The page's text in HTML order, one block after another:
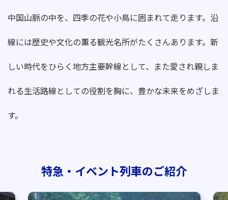
中国山脈の中を、四季の花や小鳥に囲まれて走ります。沿
線には歴史や文化の薫る観光名所がたくさんあります。新
しい時代をひらく地方主要幹線として、また愛され親しま
れる生活路線としての役割を胸に、豊かな未来をめざしま
す。
特急・イベント列車のご紹介